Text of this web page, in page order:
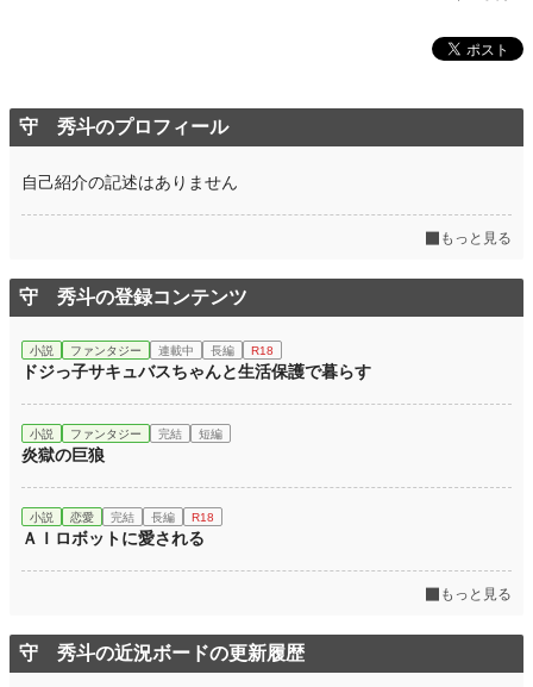
守 秀斗のプロフィール
自己紹介の記述はありません
もっと見る
守 秀斗の登録コンテンツ
小説 ファンタジー 連載中 長編 R18
ドジっ子サキュバスちゃんと生活保護で暮らす
小説 ファンタジー 完結 短編
炎獄の巨狼
小説 恋愛 完結 長編 R18
ＡＩロボットに愛される
もっと見る
守 秀斗の近況ボードの更新履歴